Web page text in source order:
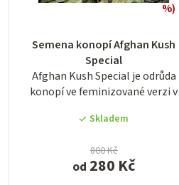
o
d
u
Semena konopí Afghan Kush
Special
Afghan Kush Special je odrůda
konopí ve feminizované verzi v
Skladem
od 280 Kč
800 Kč
%)
produktu
je
3,9
z
hvězdiček.